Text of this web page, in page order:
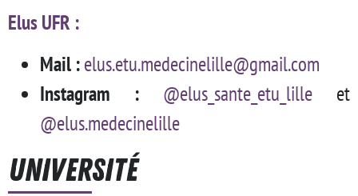
Elus UFR :
Mail :elus.etu.medecinelille@gmail.com
Instagram :
@elus_sante_etu_lille et
@elus.medecinelille
Université